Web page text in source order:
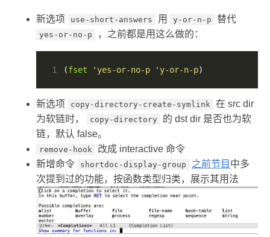
新选项 use-short-answers 用 y-or-n-p 替代
yes-or-no-p ，之前都是用这么做的：
1 (fset 'yes-or-no-p 'y-or-n-p)
新选项 copy-directory-create-symlink
在 src dir
为软链时，
copy-directory
的 dst dir 是否也为软
链，默认 false。
remove-hook
改成 interactive 命令
新增命令
shortdoc-display-group 之前节目 中多
次提到过的功能，按函数类型归类，展示其用法